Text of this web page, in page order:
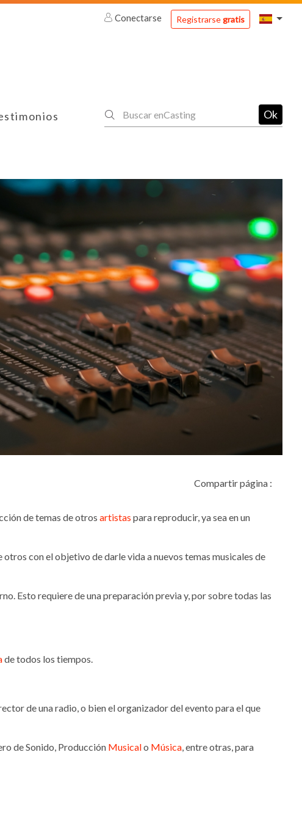
Conectarse Registrarsegratis
Ok
Compartir página :
de temas de otros artistas para reproducir, ya sea en un
otros con el objetivo de darle vida a nuevos temas musicales de
Esto requiere de una preparación previa y, por sobre todas las
de todos los tiempos.
de una radio, o bien el organizador del evento para el que
de Sonido, Producción Musicalo Música, entre otras, para